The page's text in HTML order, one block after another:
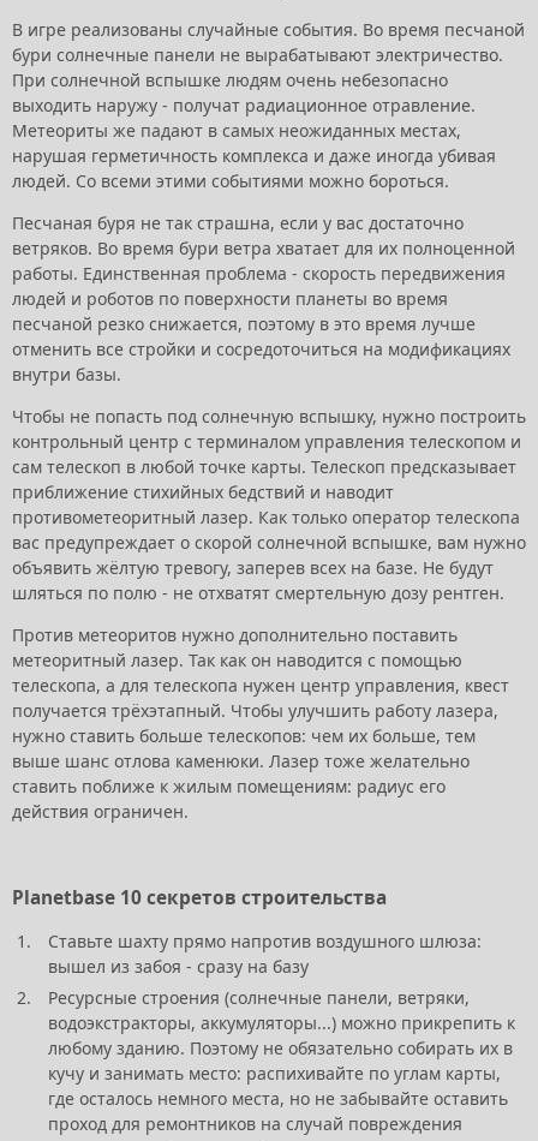
В игре реализованы случайные события. Во время песчаной
бури солнечные панели не вырабатывают электричество.
При солнечной вспышке людям очень небезопасно
выходить наружу - получат радиационное отравление.
Метеориты же падают в самых неожиданных местах,
нарушая герметичность комплекса и даже иногда убивая
людей. Со всеми этими событиями можно бороться.
Песчаная буря не так страшна, если у вас достаточно
ветряков. Во время бури ветра хватает для их полноценной
работы. Единственная проблема - скорость передвижения
людей и роботов по поверхности планеты во время
песчаной резко снижается, поэтому в это время лучше
отменить все стройки и сосредоточиться на модификациях
внутри базы.
Чтобы не попасть под солнечную вспышку, нужно построить
контрольный центр с терминалом управления телескопом и
сам телескоп в любой точке карты. Телескоп предсказывает
приближение стихийных бедствий и наводит
противометеоритный лазер. Как только оператор телескопа
вас предупреждает о скорой солнечной вспышке, вам нужно
объявить жёлтую тревогу, заперев всех на базе. Не будут
шляться по полю - не отхватят смертельную дозу рентген.
Против метеоритов нужно дополнительно поставить
метеоритный лазер. Так как он наводится с помощью
телескопа, а для телескопа нужен центр управления, квест
получается трёхэтапный. Чтобы улучшить работу лазера,
нужно ставить больше телескопов: чем их больше, тем
выше шанс отлова каменюки. Лазер тоже желательно
ставить поближе к жилым помещениям: радиус его
действия ограничен.
Planetbase 10 секретов строительства
Ставьте шахту прямо напротив воздушного шлюза:
вышел из забоя - сразу на базу
Ресурсные строения (солнечные панели, ветряки,
водоэкстракторы, аккумуляторы...) можно прикрепить к
любому зданию. Поэтому не обязательно собирать их в
кучу и занимать место: распихивайте по углам карты,
где осталось немного места, но не забывайте оставить
проход для ремонтников на случай повреждения